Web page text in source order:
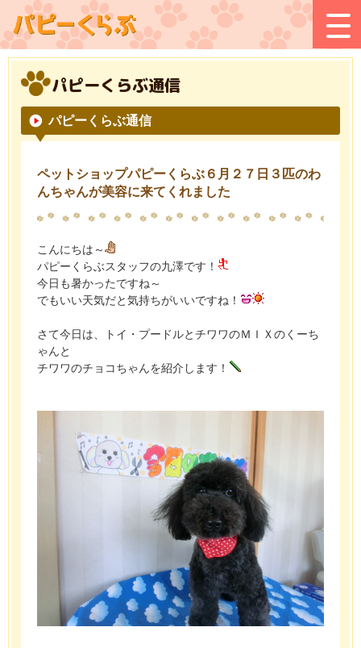
パピーくらぶ通信
パピーくらぶ通信
ペットショップパピーくらぶ６月２７日３匹のわ
んちゃんが美容に来てくれました
こんにちは～
パピーくらぶスタッフの九澤です！
今日も暑かったですね～
でもいい天気だと気持ちがいいですね！
さて今日は、トイ・プードルとチワワのＭＩＸのくーち
ゃんと
チワワのチョコちゃんを紹介します！